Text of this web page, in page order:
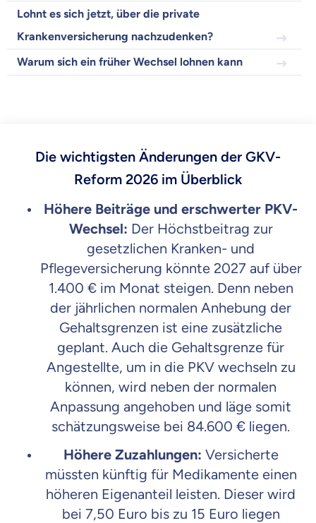
Lohnt es sich jetzt, über die private
Krankenversicherung nachzudenken?
Warum sich ein früher Wechsel lohnen kann
Die wichtigsten Änderungen der GKV-
Reform 2026 im Überblick
Höhere Beiträge und erschwerter PKV-
Wechsel: Der Höchstbeitrag zur
gesetzlichen Kranken- und
Pflegeversicherung könnte 2027 auf über
1.400 € im Monat steigen. Denn neben
der jährlichen normalen Anhebung der
Gehaltsgrenzen ist eine zusätzliche
geplant. Auch die Gehaltsgrenze für
Angestellte, um in die PKV wechseln zu
können, wird neben der normalen
Anpassung angehoben und läge somit
schätzungsweise bei 84.600 € liegen.
Höhere Zuzahlungen: Versicherte
müssten künftig für Medikamente einen
höheren Eigenanteil leisten. Dieser wird
bei 7,50 Euro bis zu 15 Euro liegen
Beamten
Zahnzusatz
Versicherung
Versicherung
Mit dem Abschicken meiner Daten erkläre ich meineEinwilligung zur
Kontaktaufnahme durch ottonova.
Weiter zu deinen Informationen